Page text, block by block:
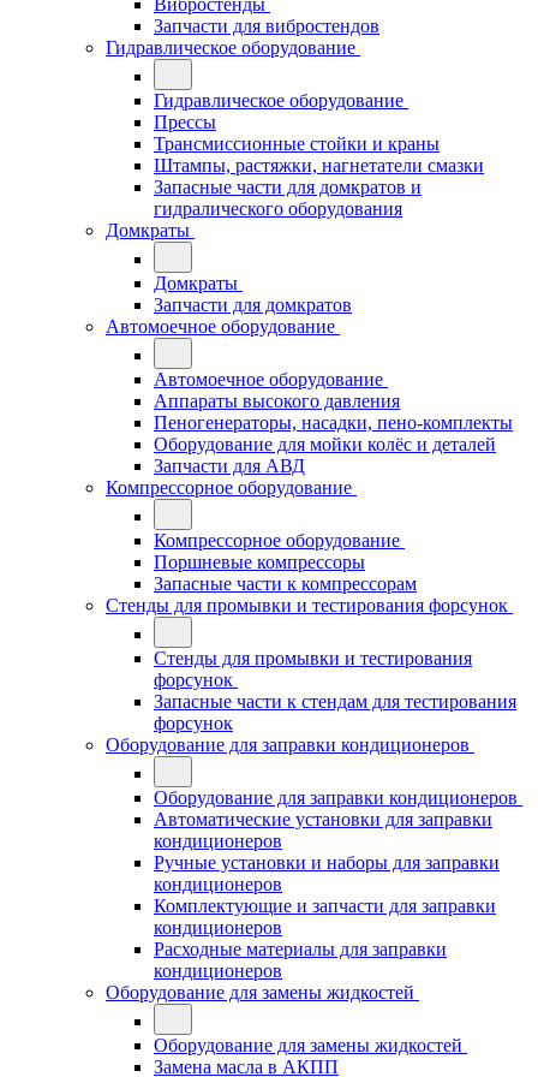
Вибростенды
Запчасти для вибростендов
Гидравлическое оборудование
Гидравлическое оборудование
Прессы
Трансмиссионные стойки и краны
Штампы, растяжки, нагнетатели смазки
Запасные части для домкратов и
гидралического оборудования
Домкраты
Домкраты
Запчасти для домкратов
Автомоечное оборудование
Автомоечное оборудование
Аппараты высокого давления
Пеногенераторы, насадки, пено-комплекты
Оборудование для мойки колёс и деталей
Запчасти для АВД
Компрессорное оборудование
Компрессорное оборудование
Поршневые компрессоры
Запасные части к компрессорам
Стенды для промывки и тестирования форсунок
Стенды для промывки и тестирования
форсунок
Запасные части к стендам для тестирования
форсунок
Оборудование для заправки кондиционеров
Оборудование для заправки кондиционеров
Автоматические установки для заправки
кондиционеров
Ручные установки и наборы для заправки
кондиционеров
Комплектующие и запчасти для заправки
кондиционеров
Расходные материалы для заправки
кондиционеров
Оборудование для замены жидкостей
Оборудование для замены жидкостей
Замена масла в АКПП